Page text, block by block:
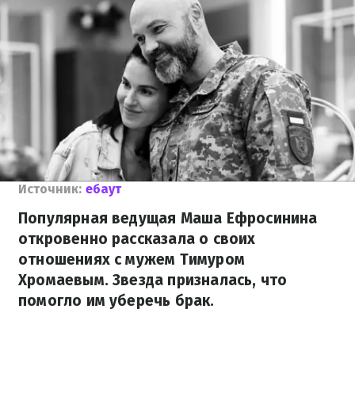
Источник: ебаут
Популярная ведущая Маша Ефросинина
откровенно рассказала о своих
отношениях с мужем Тимуром
Хромаевым. Звезда призналась, что
помогло им уберечь брак.